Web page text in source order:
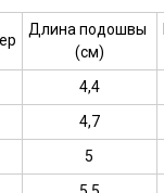
Длина подошвы
(см)
4,4
4,7
5